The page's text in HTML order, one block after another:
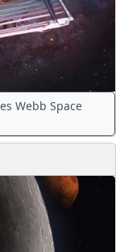
Webb Space